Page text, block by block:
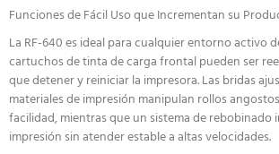
Funciones de Fácil Uso que Incrementan su
La RF-640 es ideal para cualquier entorno activo
cartuchos de tinta de carga frontal pueden ser
que detener y reiniciar la impresora. Las bridas
materiales de impresión manipulan rollos
facilidad, mientras que un sistema de rebobinado
impresión sin atender estable a altas velocidades.